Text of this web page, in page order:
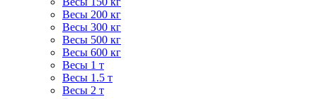
Весы 200 кг
Весы 300 кг
Весы 500 кг
Весы 600 кг
Весы 1 т
Весы 1.5 т
Весы 2 т